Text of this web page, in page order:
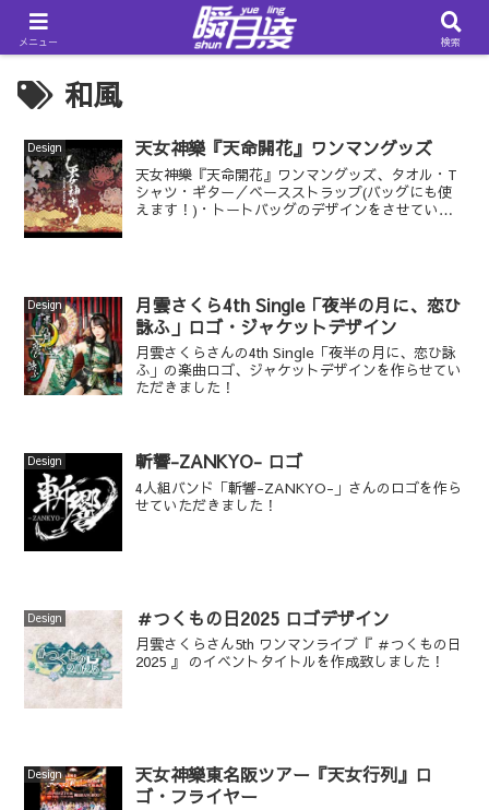
和風
Design 天女神樂『天命開花』ワンマングッズ
天女神樂『天命開花』ワンマングッズ、タオル・T
シャツ・ギター／ベースストラップ(バッグにも使
えます！)・トートバッグのデザインをさせていた
Design
月雲さくら4th Single「夜半の月に、恋ひ
詠ふ」ロゴ・ジャケットデザイン
月雲さくらさんの4th Single「夜半の月に、恋ひ詠
ふ」の楽曲ロゴ、ジャケットデザインを作らせてい
ただきました！
Design 斬響-ZANKYO- ロゴ
4人組バンド「斬響-ZANKYO-」さんのロゴを作ら
せていただきました！
Design ＃つくもの日2025 ロゴデザイン
月雲さくらさん5th ワンマンライブ『 ＃つくもの日
2025 』 のイベントタイトルを作成致しました！
Design
天女神樂東名阪ツアー『天女行列』ロ
ゴ・フライヤー
メニュー 検索